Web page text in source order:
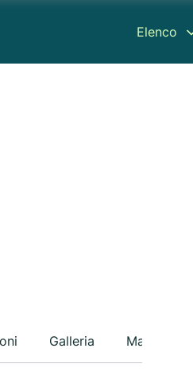
Elenco
Galleria Mappa